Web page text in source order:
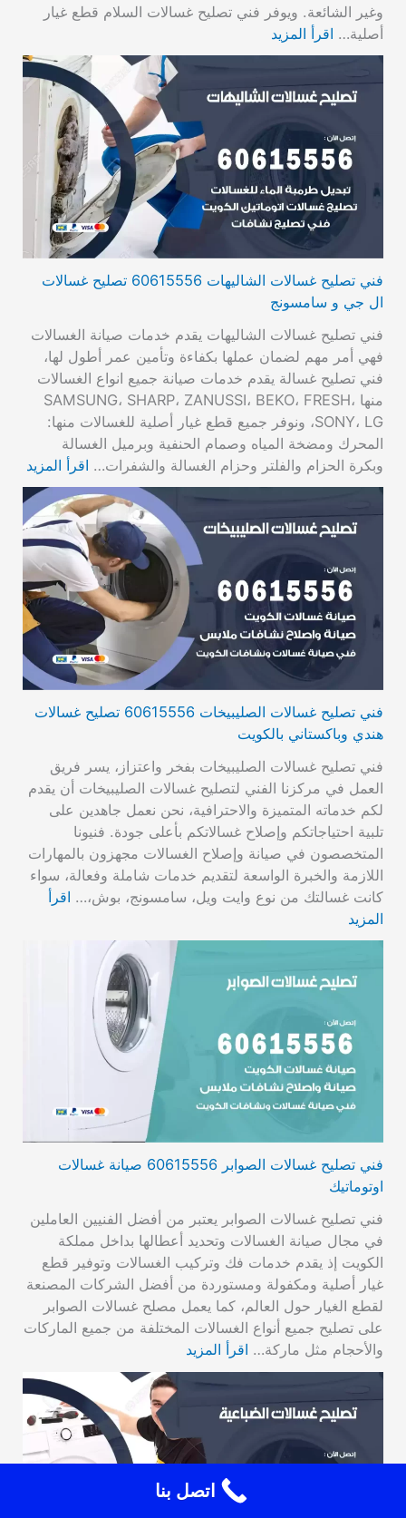
وغير الشائعة. ويوفر فني تصليح غسالات السلام قطع غيار
أصلية… اقرأ المزيد
فني تصليح غسالات الشاليهات 60615556 تصليح غسالات
ال جي و سامسونج
فني تصليح غسالات الشاليهات يقدم خدمات صيانة الغسالات
فهي أمر مهم لضمان عملها بكفاءة وتأمين عمر أطول لها،
فني تصليح غسالة يقدم خدمات صيانة جميع انواع الغسالات
منها SAMSUNG، SHARP، ZANUSSI، BEKO، FRESH،
SONY، LG، ونوفر جميع قطع غيار أصلية للغسالات منها:
المحرك ومضخة المياه وصمام الحنفية وبرميل الغسالة
وبكرة الحزام والفلتر وحزام الغسالة والشفرات… اقرأ المزيد
فني تصليح غسالات الصليبيخات 60615556 تصليح غسالات
هندي وباكستاني بالكويت
فني تصليح غسالات الصليبيخات بفخر واعتزاز، يسر فريق
العمل في مركزنا الفني لتصليح غسالات الصليبيخات أن يقدم
لكم خدماته المتميزة والاحترافية، نحن نعمل جاهدين على
تلبية احتياجاتكم وإصلاح غسالاتكم بأعلى جودة. فنيونا
المتخصصون في صيانة وإصلاح الغسالات مجهزون بالمهارات
اللازمة والخبرة الواسعة لتقديم خدمات شاملة وفعالة، سواء
كانت غسالتك من نوع وايت ويل، سامسونج، بوش،… اقرأ
المزيد
فني تصليح غسالات الصوابر 60615556 صيانة غسالات
اوتوماتيك
فني تصليح غسالات الصوابر يعتبر من أفضل الفنيين العاملين
في مجال صيانة الغسالات وتحديد أعطالها بداخل مملكة
الكويت إذ يقدم خدمات فك وتركيب الغسالات وتوفير قطع
غيار أصلية ومكفولة ومستوردة من أفضل الشركات المصنعة
لقطع الغيار حول العالم، كما يعمل مصلح غسالات الصوابر
على تصليح جميع أنواع الغسالات المختلفة من جميع الماركات
والأحجام مثل ماركة… اقرأ المزيد
اتصل بنا